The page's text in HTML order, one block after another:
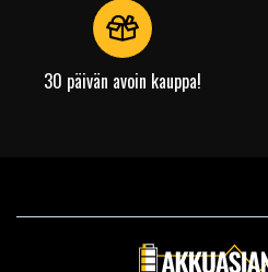
30 päivän avoin kauppa!